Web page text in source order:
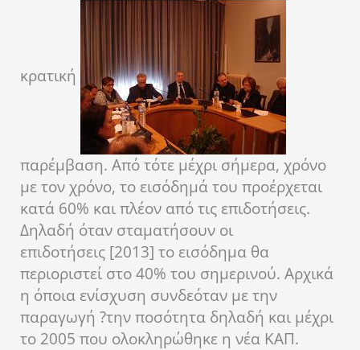
κρατική
παρέμβαση. Από τότε μέχρι σήμερα, χρόνο
με τον χρόνο, το εισόδημά του προέρχεται
κατά 60% και πλέον από τις επιδοτήσεις.
Δηλαδή όταν σταματήσουν οι
επιδοτήσεις [2013] το εισόδημα θα
περιοριστεί στο 40% του σημερινού. Αρχικά
η όποια ενίσχυση συνδεόταν με την
παραγωγή ?την ποσότητα δηλαδή και μέχρι
το 2005 που ολοκληρώθηκε η νέα ΚΑΠ.